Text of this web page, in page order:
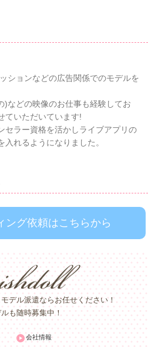
ションなどの広告関係でのモデルを
)などの映像のお仕事も経験してお
ていただいています!
セラー資格を活かしライブアプリの
れるようになりました。
ング依頼はこちらから
デル派遣ならお任せください！
も随時募集中！
会社情報